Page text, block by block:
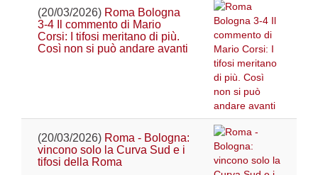
(20/03/2026) Roma Bologna
3-4 Il commento di Mario
Corsi: I tifosi meritano di più.
Così non si può andare avanti
(20/03/2026) Roma - Bologna:
vincono solo la Curva Sud e i
tifosi della Roma